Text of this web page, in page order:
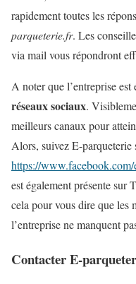
rapidement toutes les
parqueterie.fr. Les
via mail vous répondront
A noter que l’entreprise est
réseaux sociaux.
meilleurs canaux pour
Alors, suivez E-parqueterie
https://www.facebook.com/
est également présente sur
cela pour vous dire que les
l’entreprise ne manquent
Contacter E-